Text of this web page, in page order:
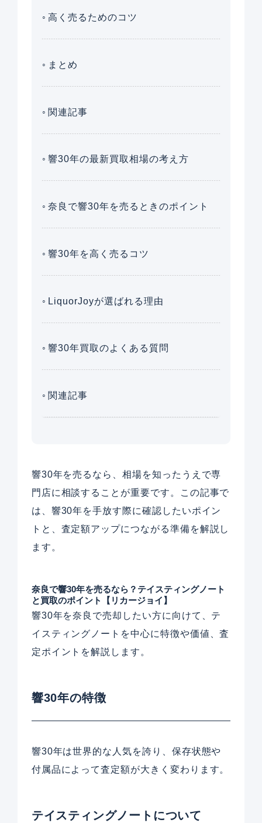
高く売るためのコツ
まとめ
関連記事
響30年の最新買取相場の考え方
奈良で響30年を売るときのポイント
響30年を高く売るコツ
LiquorJoyが選ばれる理由
響30年買取のよくある質問
関連記事
響30年を売るなら、相場を知ったうえで専
門店に相談することが重要です。この記事で
は、響30年を手放す際に確認したいポイン
トと、査定額アップにつながる準備を解説し
ます。
奈良で響30年を売るなら？テイスティングノート
と買取のポイント【リカージョイ】
響30年を奈良で売却したい方に向けて、テ
イスティングノートを中心に特徴や価値、査
定ポイントを解説します。
響30年の特徴
響30年は世界的な人気を誇り、保存状態や
付属品によって査定額が大きく変わります。
テイスティングノートについて